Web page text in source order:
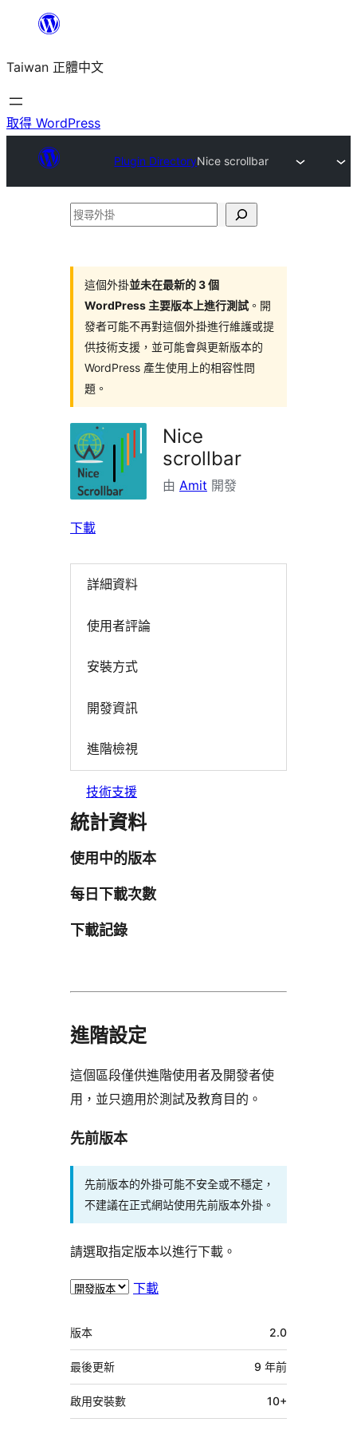
主
要
內
Taiwan 正體中文
取得 WordPress
Plugin DirectoryNice scrollbar
搜
這個外掛並未在最新的 3 個
WordPress 主要版本上進行測試 。開
發者可能不再對這個外掛進行維護或提
供技術支援，並可能會與更新版本的
WordPress 產生使用上的相容性問
題。
Nice
scrollbar
由 Amit 開發
下載
詳細資料
使用者評論
安裝方式
開發資訊
進階檢視
技術支援
統計資料
使用中的版本
每日下載次數
下載記錄
進階設定
這個區段僅供進階使用者及開發者使
用，並只適用於測試及教育目的。
先前版本
先前版本的外掛可能不安全或不穩定，
不建議在正式網站使用先前版本外掛。
請選取指定版本以進行下載。
下載
中
繼
資
料
版本 2.0
最後更新 9 年前
啟用安裝數 10+